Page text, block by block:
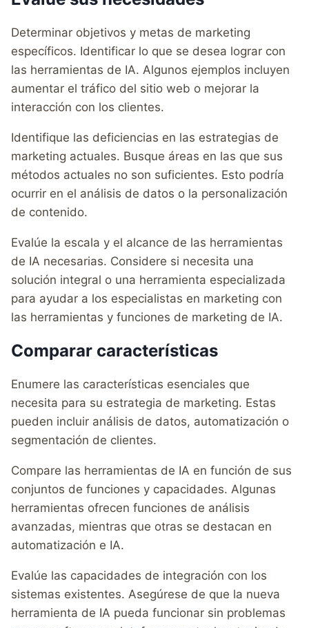
Determinar objetivos y metas de marketing
específicos. Identificar lo que se desea lograr con
las herramientas de IA. Algunos ejemplos incluyen
aumentar el tráfico del sitio web o mejorar la
interacción con los clientes.
Identifique las deficiencias en las estrategias de
marketing actuales. Busque áreas en las que sus
métodos actuales no son suficientes. Esto podría
ocurrir en el análisis de datos o la personalización
de contenido.
Evalúe la escala y el alcance de las herramientas
de IA necesarias. Considere si necesita una
solución integral o una herramienta especializada
para ayudar a los especialistas en marketing con
las herramientas y funciones de marketing de IA.
Comparar características
Enumere las características esenciales que
necesita para su estrategia de marketing. Estas
pueden incluir análisis de datos, automatización o
segmentación de clientes.
Compare las herramientas de IA en función de sus
conjuntos de funciones y capacidades. Algunas
herramientas ofrecen funciones de análisis
avanzadas, mientras que otras se destacan en
automatización e IA.
Evalúe las capacidades de integración con los
sistemas existentes. Asegúrese de que la nueva
herramienta de IA pueda funcionar sin problemas